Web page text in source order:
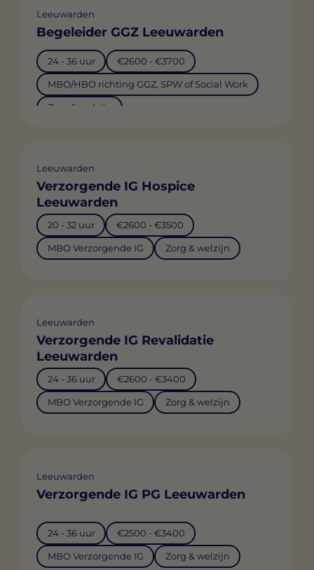
Leeuwarden
Begeleider GGZ Leeuwarden
24 - 36 uur €2600 - €3700
MBO/HBO richting GGZ, SPW of Social Work
Zorg & welzijn
Leeuwarden
Verzorgende IG Hospice
Leeuwarden
20 - 32 uur €2600 - €3500
MBO Verzorgende IG Zorg & welzijn
Leeuwarden
Verzorgende IG Revalidatie
Leeuwarden
24 - 36 uur €2600 - €3400
MBO Verzorgende IG Zorg & welzijn
Leeuwarden
Verzorgende IG PG Leeuwarden
24 - 36 uur €2500 - €3400
MBO Verzorgende IG Zorg & welzijn